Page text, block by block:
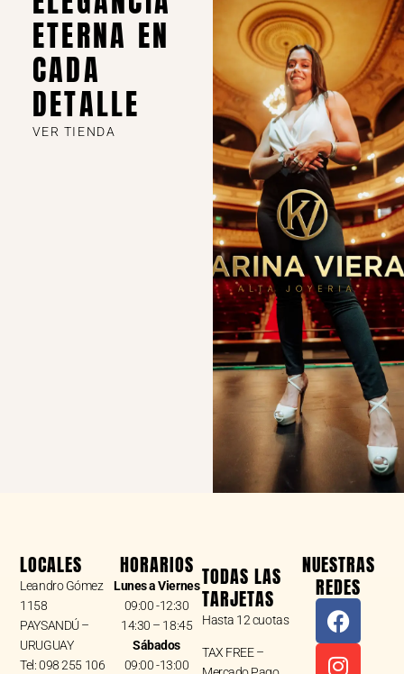
ETERNA EN
CADA
DETALLE
VER TIENDA
LOCALES
Leandro Gómez
1158
PAYSANDÚ –
URUGUAY
Tel: 098 255 106
HORARIOS
Lunes a Viernes
09:00 -12:30
14:30 – 18:45
Sábados
09:00 -13:00
TODAS LAS
TARJETAS
Hasta 12 cuotas
TAX FREE –
NUESTRAS
REDES
F
a
c
I
n
s
W
h
a